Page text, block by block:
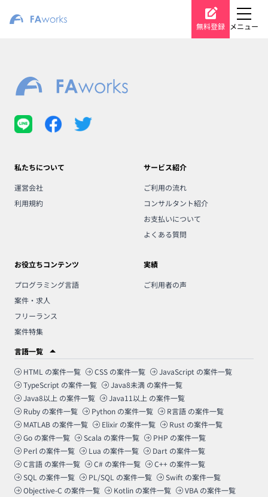
無料登録 メニュー
私たちについて
運営会社
利用規約
サービス紹介
ご利用の流れ
コンサルタント紹介
お支払いについて
よくある質問
お役立ちコンテンツ
プログラミング言語
案件・求人
フリーランス
案件特集
実績
ご利用者の声
言語一覧
HTML の案件一覧 CSS の案件一覧 JavaScript の案件一覧
TypeScript の案件一覧 Java8未満 の案件一覧
Java8以上 の案件一覧 Java11以上 の案件一覧
Ruby の案件一覧 Python の案件一覧 R言語 の案件一覧
MATLAB の案件一覧 Elixir の案件一覧 Rust の案件一覧
Go の案件一覧 Scala の案件一覧 PHP の案件一覧
Perl の案件一覧 Lua の案件一覧 Dart の案件一覧
C言語 の案件一覧 C# の案件一覧 C++ の案件一覧
SQL の案件一覧 PL/SQL の案件一覧 Swift の案件一覧
Objective-C の案件一覧 Kotlin の案件一覧 VBA の案件一覧